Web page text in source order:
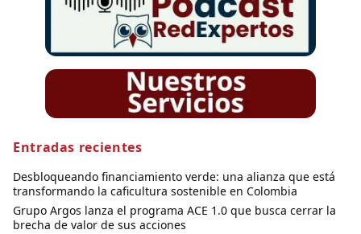
Entradas recientes
Desbloqueando financiamiento verde: una alianza que está
transformando la caficultura sostenible en Colombia
Grupo Argos lanza el programa ACE 1.0 que busca cerrar la
brecha de valor de sus acciones